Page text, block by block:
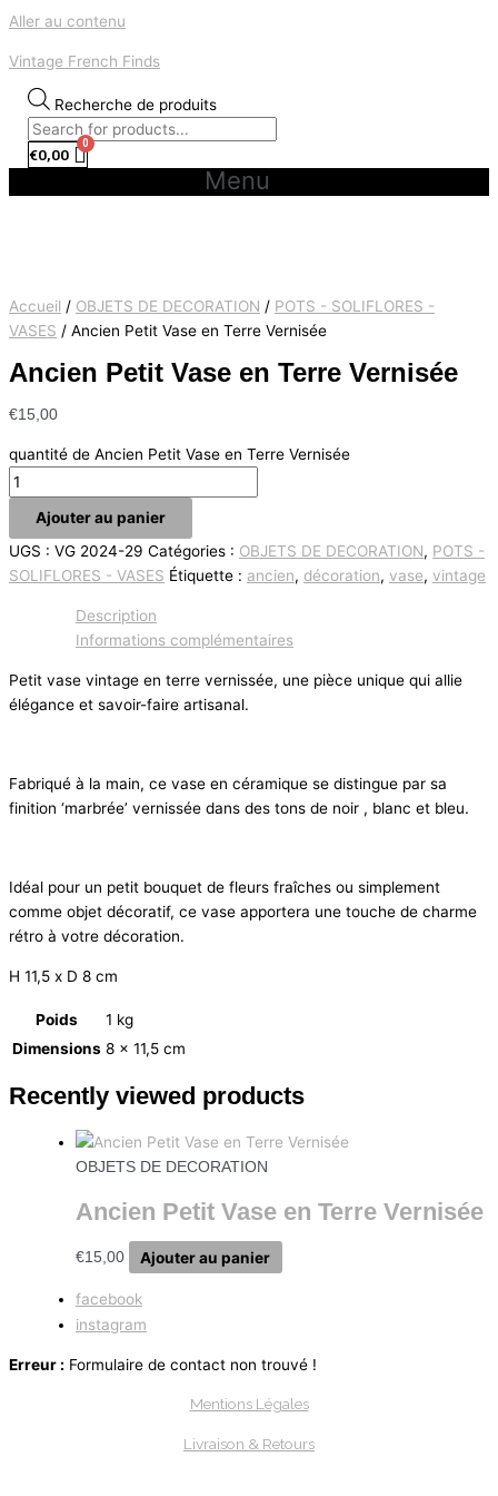
Aller au contenu
Vintage French Finds
Recherche de produits
€0,00
Menu
Accueil / OBJETS DE DECORATION / POTS - SOLIFLORES -
VASES / Ancien Petit Vase en Terre Vernisée
Ancien Petit Vase en Terre Vernisée
€15,00
quantité de Ancien Petit Vase en Terre Vernisée
Ajouter au panier
UGS : VG 2024-29 Catégories : OBJETS DE DECORATION, POTS -
SOLIFLORES - VASES Étiquette : ancien, décoration, vase, vintage
Description
Informations complémentaires
Petit vase vintage en terre vernissée, une pièce unique qui allie
élégance et savoir-faire artisanal.
Fabriqué à la main, ce vase en céramique se distingue par sa
finition ‘marbrée’ vernissée dans des tons de noir , blanc et bleu.
Idéal pour un petit bouquet de fleurs fraîches ou simplement
comme objet décoratif, ce vase apportera une touche de charme
rétro à votre décoration.
H 11,5 x D 8 cm
Poids
1 kg
Dimensions 8 × 11,5 cm
Recently viewed products
OBJETS DE DECORATION
Ancien Petit Vase en Terre Vernisée
€15,00 Ajouter au panier
facebook
instagram
Erreur : Formulaire de contact non trouvé !
Mentions Légales
Livraison & Retours